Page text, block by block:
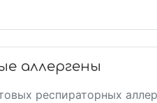
аллергены
респираторных